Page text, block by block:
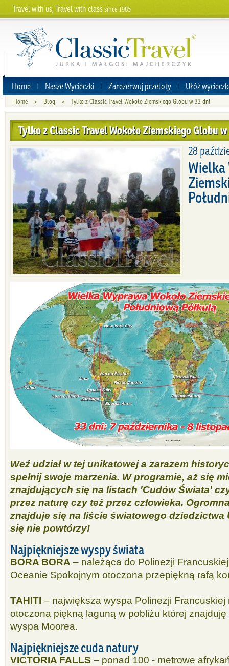
Travel with us, Travel with classsince 1985
Home Nasze Wycieczki Zarezerwuj przeloty Ułóż
Home > Blog > Tylko z Classic Travel Wokoło Ziemskiego Globu w 33 dni
Tylko z Classic Travel Wokoło Ziemskiego Globu
28
Wielka
Weź udział w tej unikatowej a zarazem
spełnij swoje marzenia. W programie, aż się
znajdujących się na listach 'Cudów Świata'
przez naturę czy też przez człowieka.
znajduje się na liście światowego dziedzictwa
się nie powtórzy!
Najpiękniejsze wyspy świata
BORA BORA – należąca do Polinezji
Oceanie Spokojnym otoczona przepiękną rafą
TAHITI – największa wyspa Polinezji
otoczona piękną laguną w pobliżu której
wyspa Moorea.
Najpiękniejsze cuda natury
VICTORIA FALLS – ponad 100 - metrowe